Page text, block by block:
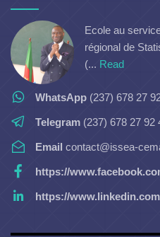
Ecole au
régional de
(... Read
WhatsApp (237) 678 27
Telegram (237) 678 27 92
Email contact@issea-
https://
https://